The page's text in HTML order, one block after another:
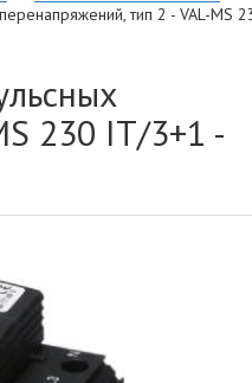
тип 2 - VAL-MS
230 IT/3+1 -